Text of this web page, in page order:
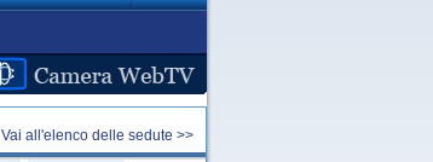
Vai all'elenco delle sedute >>